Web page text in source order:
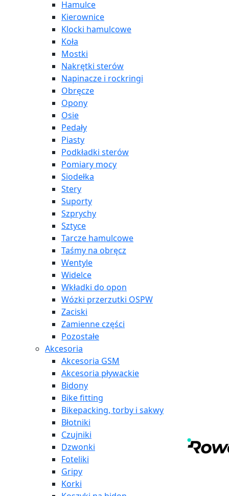
Hamulce
Kierownice
Klocki hamulcowe
Koła
Mostki
Nakrętki sterów
Napinacze i rockringi
Obręcze
Opony
Osie
Pedały
Piasty
Podkładki sterów
Pomiary mocy
Siodełka
Stery
Suporty
Szprychy
Sztyce
Tarcze hamulcowe
Taśmy na obręcz
Wentyle
Widelce
Wkładki do opon
Wózki przerzutki OSPW
Zaciski
Zamienne części
Pozostałe
Akcesoria
Akcesoria GSM
Akcesoria pływackie
Bidony
Bike fitting
Bikepacking, torby i sakwy
Błotniki
Czujniki
Dzwonki
Foteliki
Gripy
Korki